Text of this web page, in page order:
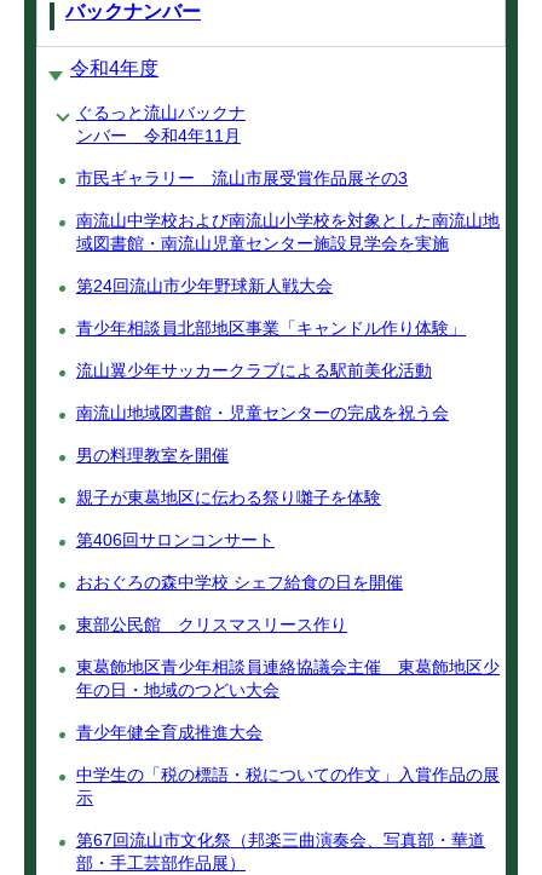
バックナンバー
令和4年度
ぐるっと流山バックナ
ンバー 令和4年11月
市民ギャラリー 流山市展受賞作品展その3
南流山中学校および南流山小学校を対象とした南流山地
域図書館・南流山児童センター施設見学会を実施
第24回流山市少年野球新人戦大会
青少年相談員北部地区事業「キャンドル作り体験」
流山翼少年サッカークラブによる駅前美化活動
南流山地域図書館・児童センターの完成を祝う会
男の料理教室を開催
親子が東葛地区に伝わる祭り囃子を体験
第406回サロンコンサート
おおぐろの森中学校 シェフ給食の日を開催
東部公民館 クリスマスリース作り
東葛飾地区青少年相談員連絡協議会主催 東葛飾地区少
年の日・地域のつどい大会
青少年健全育成推進大会
中学生の「税の標語・税についての作文」入賞作品の展
示
第67回流山市文化祭（邦楽三曲演奏会、写真部・華道
部・手工芸部作品展）